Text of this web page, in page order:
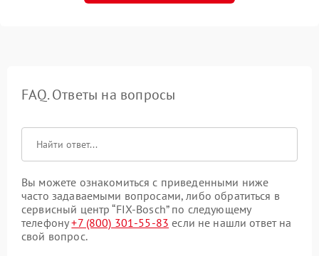
FAQ. Ответы на вопросы
Вы можете ознакомиться с приведенными ниже
часто задаваемыми вопросами, либо обратиться в
сервисный центр “FIX-Bosch” по следующему
телефону+7 (800) 301-55-83 если не нашли ответ на
свой вопрос.